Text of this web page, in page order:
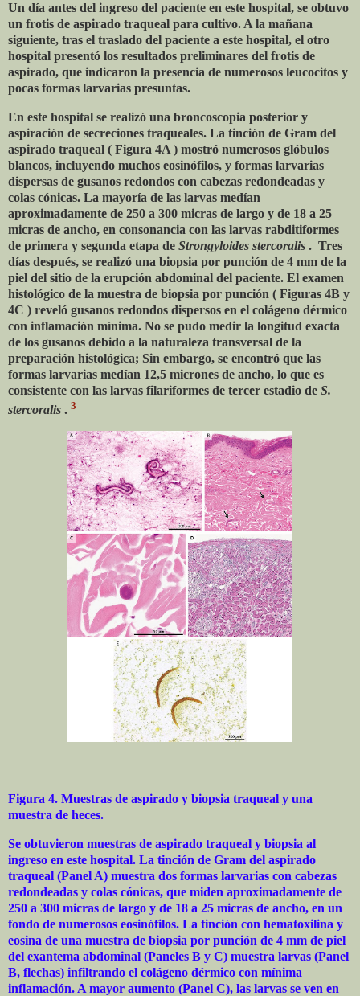
Un día antes del ingreso del paciente en este hospital, se obtuvo
un frotis de aspirado traqueal para cultivo. A la mañana
siguiente, tras el traslado del paciente a este hospital, el otro
hospital presentó los resultados preliminares del frotis de
aspirado, que indicaron la presencia de numerosos leucocitos y
pocas formas larvarias presuntas.
En este hospital se realizó una broncoscopia posterior y
aspiración de secreciones traqueales. La tinción de Gram del
aspirado traqueal ( Figura 4A ) mostró numerosos glóbulos
blancos, incluyendo muchos eosinófilos, y formas larvarias
dispersas de gusanos redondos con cabezas redondeadas y
colas cónicas. La mayoría de las larvas medían
aproximadamente de 250 a 300 micras de largo y de 18 a 25
micras de ancho, en consonancia con las larvas rabditiformes
de primera y segunda etapa de Strongyloides stercoralis . Tres
días después, se realizó una biopsia por punción de 4 mm de la
piel del sitio de la erupción abdominal del paciente. El examen
histológico de la muestra de biopsia por punción ( Figuras 4B y
4C ) reveló gusanos redondos dispersos en el colágeno dérmico
con inflamación mínima. No se pudo medir la longitud exacta
de los gusanos debido a la naturaleza transversal de la
preparación histológica; Sin embargo, se encontró que las
formas larvarias medían 12,5 micrones de ancho, lo que es
consistente con las larvas filariformes de tercer estadio de S.
stercoralis . 3
Figura 4. Muestras de aspirado y biopsia traqueal y una
muestra de heces.
Se obtuvieron muestras de aspirado traqueal y biopsia al
ingreso en este hospital. La tinción de Gram del aspirado
traqueal (Panel A) muestra dos formas larvarias con cabezas
redondeadas y colas cónicas, que miden aproximadamente de
250 a 300 micras de largo y de 18 a 25 micras de ancho, en un
fondo de numerosos eosinófilos. La tinción con hematoxilina y
eosina de una muestra de biopsia por punción de 4 mm de piel
del exantema abdominal (Paneles B y C) muestra larvas (Panel
B, flechas) infiltrando el colágeno dérmico con mínima
inflamación. A mayor aumento (Panel C), las larvas se ven en